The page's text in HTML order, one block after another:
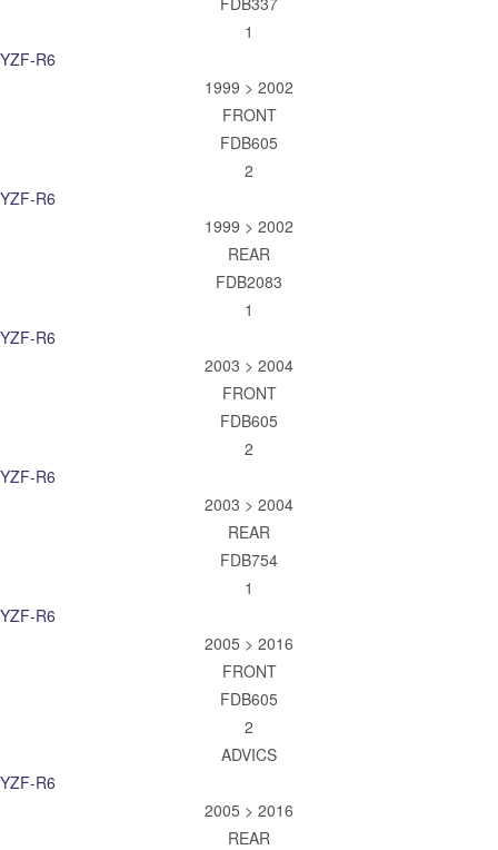
1
YZF-R6
1999 > 2002
FRONT
FDB605
2
YZF-R6
1999 > 2002
REAR
FDB2083
1
YZF-R6
2003 > 2004
FRONT
FDB605
2
YZF-R6
2003 > 2004
REAR
FDB754
1
YZF-R6
2005 > 2016
FRONT
FDB605
2
ADVICS
YZF-R6
2005 > 2016
REAR